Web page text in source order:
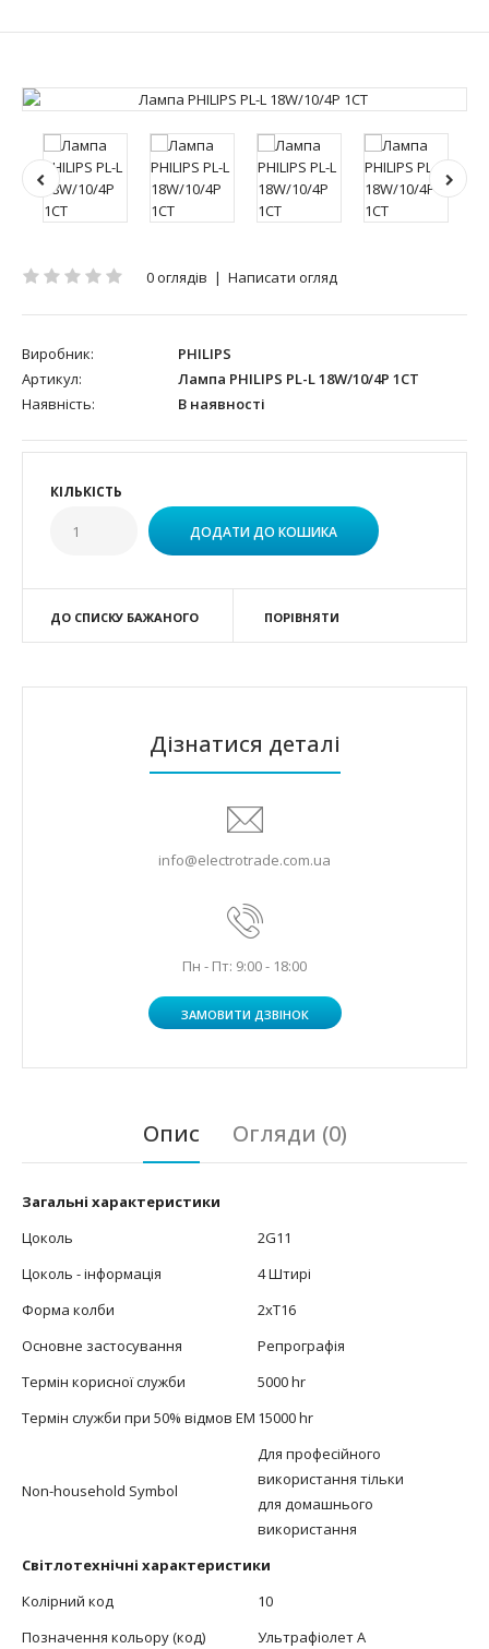
0 оглядів | Написати огляд
Виробник:
PHILIPS
Артикул:
Лампа PHILIPS PL-L 18W/10/4P 1CT
Наявність:
В наявності
КІЛЬКІСТЬ
ДО СПИСКУ БАЖАНОГО ПОРІВНЯТИ
Дізнатися деталі
info@electrotrade.com.ua
Пн - Пт: 9:00 - 18:00
ЗАМОВИТИ ДЗВІНОК
Опис Огляди (0)
Загальні характеристики
Цоколь
2G11
Цоколь - інформація
4 Штирі
Форма колби
2xT16
Основне застосування
Репрографія
Термін корисної служби
5000 hr
Термін служби при 50% відмов EM 15000 hr
Non-household Symbol
Для професійного
використання тільки
для домашнього
використання
Світлотехнічні характеристики
Колірний код
10
Позначення кольору (код)
Ультрафіолет А